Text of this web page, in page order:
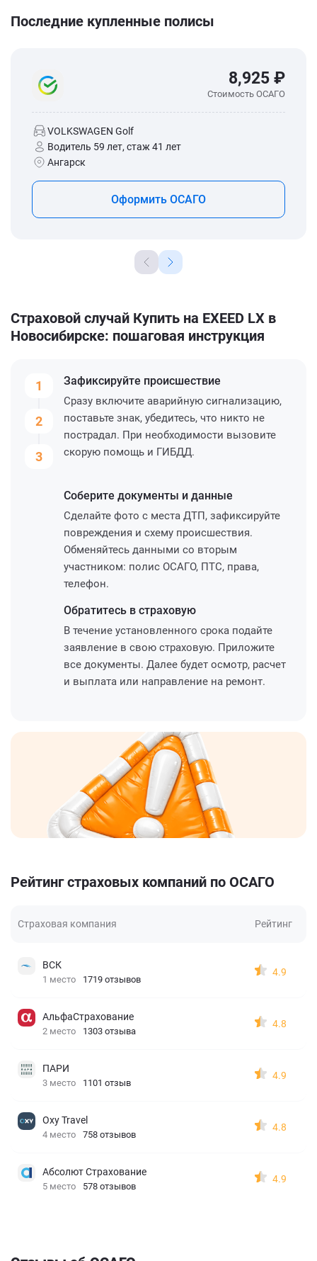
Последние купленные полисы
8,925 ₽
Стоимость ОСАГО
VOLKSWAGEN Golf
Водитель 59 лет, стаж 41 лет
Ангарск
Оформить ОСАГО
Страховой случай Купить на EXEED LX в
Новосибирске: пошаговая инструкция
1
2
3
Зафиксируйте происшествие
Сразу включите аварийную сигнализацию,
поставьте знак, убедитесь, что никто не
пострадал. При необходимости вызовите
скорую помощь и ГИБДД.
Соберите документы и данные
Сделайте фото с места ДТП, зафиксируйте
повреждения и схему происшествия.
Обменяйтесь данными со вторым
участником: полис ОСАГО, ПТС, права,
телефон.
Обратитесь в страховую
В течение установленного срока подайте
заявление в свою страховую. Приложите
все документы. Далее будет осмотр, расчет
и выплата или направление на ремонт.
Рейтинг страховых компаний по ОСАГО
Страховая компания Рейтинг
ВСК
1 место 1719 отзывов
4.9
АльфаСтрахование
2 место 1303 отзыва
4.8
ПАРИ
3 место 1101 отзыв
4.9
Oxy Travel
4 место 758 отзывов
4.8
Абсолют Страхование
5 место 578 отзывов
4.9